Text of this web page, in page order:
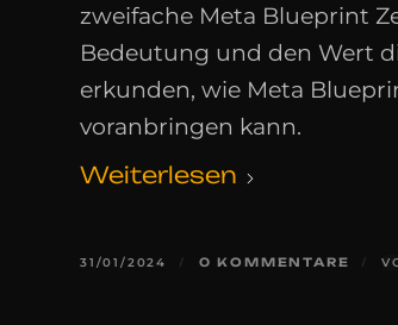
zweifache Meta Blueprint
Bedeutung und den Wert
erkunden, wie Meta
voranbringen kann.
Weiterlesen
31/01/2024 / 0 KOMMENTARE /